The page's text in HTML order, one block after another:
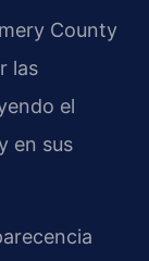
County
las
el
en sus